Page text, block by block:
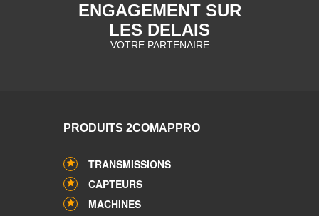
ENGAGEMENT SUR
LES DELAIS
VOTRE PARTENAIRE
PRODUITS 2COMAPPRO
TRANSMISSIONS
CAPTEURS
MACHINES